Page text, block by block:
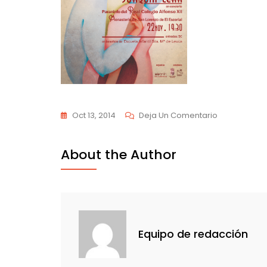
Oct 13, 2014 Deja Un Comentario
About the Author
Equipo de redacción